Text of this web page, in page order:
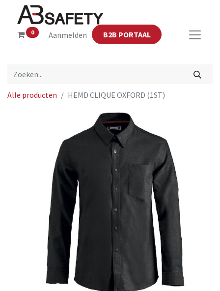
0 Aanmelden B2B PORTAAL
Alle producten HEMD CLIQUE OXFORD (1ST)